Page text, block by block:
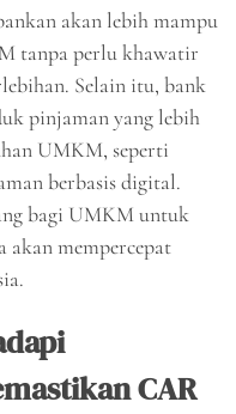
akan lebih mampu
tanpa perlu khawatir
Selain itu, bank
pinjaman yang lebih
UMKM, seperti
berbasis digital.
bagi UMKM untuk
akan mempercepat
CAR